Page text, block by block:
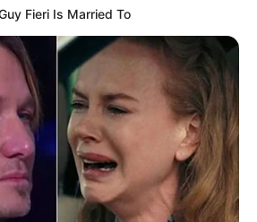
Gagal
Kamu
Fieri Is Married To